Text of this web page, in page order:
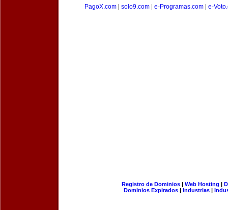
PagoX.com
solo9.com e-Programas.com e-
Registro de Dominios| Web Hosting |
Dominios Expirados | Industrias |